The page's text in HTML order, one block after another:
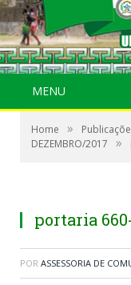
MENU
Home »
DEZEMBRO/2017
»
portaria
POR ASSESSORIA DE